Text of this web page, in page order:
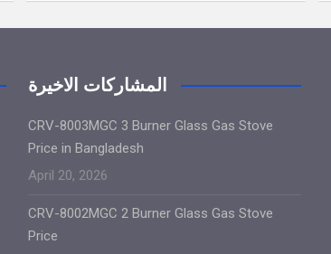
المشاركات الاخيرة
CRV-8003MGC 3 Burner Glass Gas Stove
Price in Bangladesh
April 20, 2026
CRV-8002MGC 2 Burner Glass Gas Stove
Price